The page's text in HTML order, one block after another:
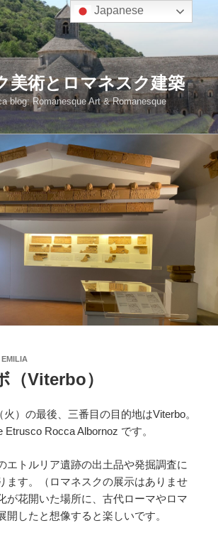
美術とロマネスク建築
blog: Romanesque Art & Romanesque
EMILIA
（Viterbo）
火）の最後、三番目の目的地はViterbo。
Etrusco Rocca Albornoz です。
エトルリア遺跡の出土品や発掘調査に
ます。（ロマネスクの展示はありませ
が花開いた場所に、古代ローマやロマ
開したと想像すると楽しいです。
Japanese